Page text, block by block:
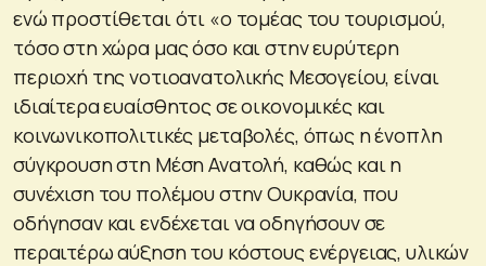
ενώ προστίθεται ότι «ο τομέας του τουρισμού,
τόσο στη χώρα μας όσο και στην ευρύτερη
περιοχή της νοτιοανατολικής Μεσογείου, είναι
ιδιαίτερα ευαίσθητος σε οικονομικές και
κοινωνικοπολιτικές μεταβολές, όπως η ένοπλη
σύγκρουση στη Μέση Ανατολή, καθώς και η
συνέχιση του πολέμου στην Ουκρανία, που
οδήγησαν και ενδέχεται να οδηγήσουν σε
περαιτέρω αύξηση του κόστους ενέργειας, υλικών